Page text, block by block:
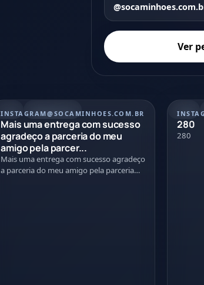
Ver
REEL 21/07/2026
INSTAGRAM@SOCAMINHOES.COM.BR
Mais uma entrega com sucesso
agradeço a parceria do meu
amigo pela parcer...
Mais uma entrega com sucesso agradeço
a parceria do meu amigo pela parceria
REEL
280
280